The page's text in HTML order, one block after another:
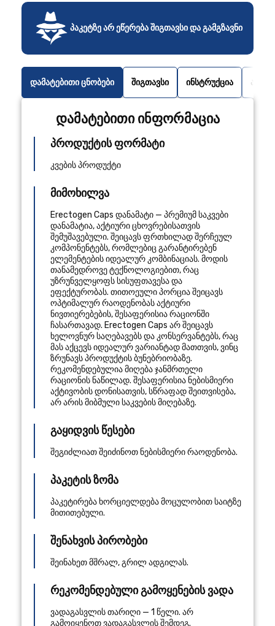
პაკეტზე არ ეწერება შიგთავსი და გამგზავნი
დამატებითი ცნობები შიგთავსი ინსტრუქცია
დამატებითი ინფორმაცია
პროდუქტის ფორმატი
კვების პროდუქტი
მიმოხილვა
Erectogen Caps დანამატი — პრემიუმ საკვები
დანამატია, აქტიური ცხოვრებისათვის
შემუშავებული. შეიცავს ფრთხილად შერჩეულ
კომპონენტებს, რომლებიც გარანტირებენ
ელემენტების იდეალურ კომბინაციას. მოდის
თანამედროვე ტექნოლოგიებით, რაც
უზრუნველყოფს სისუფთავესა და
ეფექტურობას. თითოეული პორცია შეიცავს
ოპტიმალურ რაოდენობას აქტიური
ნივთიერებების, შესაფერისია რაციონში
ჩასართავად. Erectogen Caps არ შეიცავს
ხელოვნურ საღებავებს და კონსერვანტებს, რაც
მას აქცევს იდეალურ ვარიანტად მათთვის, ვინც
ზრუნავს პროდუქტის ბუნებრიობაზე.
რეკომენდებულია მიღება ჯანმრთელი
რაციონის ნაწილად. შესაფერისია ნებისმიერი
აქტივობის დონისათვის, სწრაფად შეითვისება,
არ არის მიბმული საკვების მიღებაზე.
გაყიდვის წესები
შეგიძლიათ შეიძინოთ ნებისმიერი რაოდენობა.
პაკეტის ზომა
პაკეტირება ხორციელდება მოცულობით საიტზე
მითითებული.
შენახვის პირობები
შეინახეთ მშრალ, გრილ ადგილას.
რეკომენდებული გამოყენების ვადა
ვადაგასვლის თარიღი — 1 წელი. არ
გამოიყენოთ ვადაგასვლის შემდეგ.